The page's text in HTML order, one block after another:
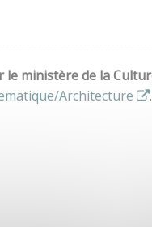
ministère de la
Architecture .